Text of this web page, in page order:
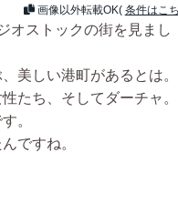
画像以外転載OK( 条件はこ
オストックの街を見まし
美しい港町があるとは。
たち、そしてダーチャ。
。
ですね。